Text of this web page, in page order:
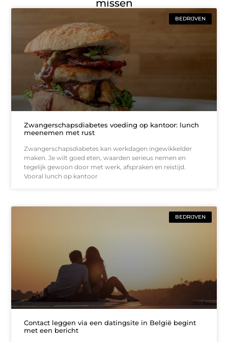
missen
BEDRIJVEN
Zwangerschapsdiabetes voeding op kantoor: lunch
meenemen met rust
Zwangerschapsdiabetes kan werkdagen ingewikkelder
maken. Je wilt goed eten, waarden serieus nemen en
tegelijk gewoon door met werk, afspraken en reistijd.
Vooral lunch op kantoor
BEDRIJVEN
Contact leggen via een datingsite in België begint
met een bericht